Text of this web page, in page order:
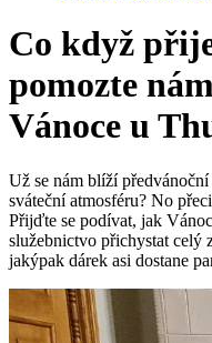
Co když
pomozte
Vánoce u
Už se nám blíží
sváteční atmosféru? No
Přijďte se podívat, jak
služebnictvo přichystat celý
jakýpak dárek asi dostane